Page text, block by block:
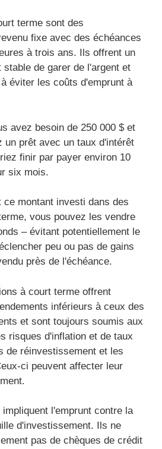
terme sont des
fixe avec des échéances
à trois ans. Ils offrent un
stable de garer de l'argent et
éviter les coûts d'emprunt à
avez besoin de 250 000 $ et
un prêt avec un taux d'intérêt
finir par payer environ 10
six mois.
montant investi dans des
vous pouvez les vendre
– évitant potentiellement le
peu ou pas de gains
près de l'échéance.
à court terme offrent
inférieurs à ceux des
et sont toujours soumis aux
risques d'inflation et de taux
de réinvestissement et les
ci peuvent affecter leur
l'emprunt contre la
d'investissement. Ils ne
pas de chèques de crédit